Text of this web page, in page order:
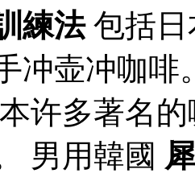
練法包括日
冲壶冲咖
许多著名
男用韓國